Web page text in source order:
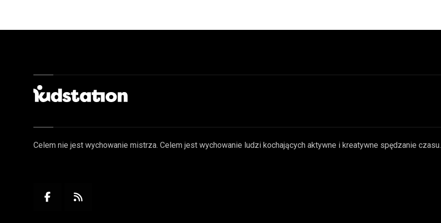
Celem nie jest wychowanie mistrza. Celem jest wychowanie ludzi kochających aktywne i kreatywne spędzanie czasu.